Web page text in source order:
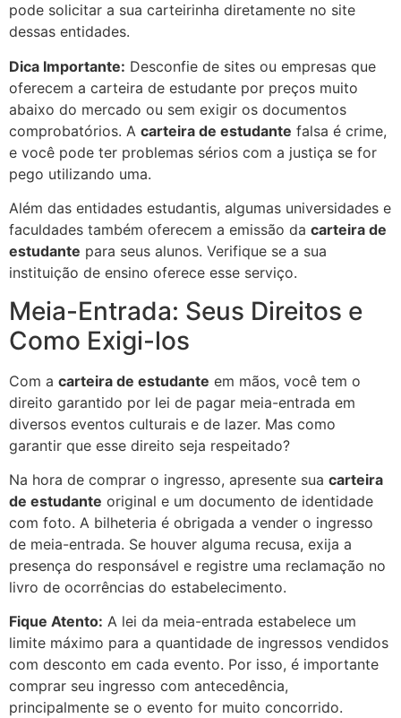
pode solicitar a sua carteirinha diretamente no site
dessas entidades.
Dica Importante: Desconfie de sites ou empresas que
oferecem a carteira de estudante por preços muito
abaixo do mercado ou sem exigir os documentos
comprobatórios. A carteira de estudante falsa é crime,
e você pode ter problemas sérios com a justiça se for
pego utilizando uma.
Além das entidades estudantis, algumas universidades e
faculdades também oferecem a emissão da carteira de
estudante para seus alunos. Verifique se a sua
instituição de ensino oferece esse serviço.
Meia-Entrada: Seus Direitos e
Como Exigi-los
Com a carteira de estudante em mãos, você tem o
direito garantido por lei de pagar meia-entrada em
diversos eventos culturais e de lazer. Mas como
garantir que esse direito seja respeitado?
Na hora de comprar o ingresso, apresente sua carteira
de estudante original e um documento de identidade
com foto. A bilheteria é obrigada a vender o ingresso
de meia-entrada. Se houver alguma recusa, exija a
presença do responsável e registre uma reclamação no
livro de ocorrências do estabelecimento.
Fique Atento: A lei da meia-entrada estabelece um
limite máximo para a quantidade de ingressos vendidos
com desconto em cada evento. Por isso, é importante
comprar seu ingresso com antecedência,
principalmente se o evento for muito concorrido.